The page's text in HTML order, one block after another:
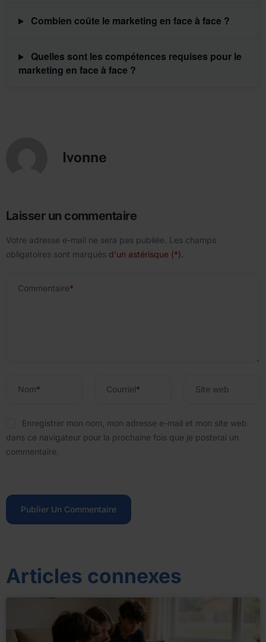
Combien coûte le marketing en face à face ?
Quelles sont les compétences requises pour le
marketing en face à face ?
Ivonne
Laisser un commentaire
Votre adresse e-mail ne sera pas publiée. Les champs
obligatoires sont marqués d'un astérisque (*).
Commentaire*
Nom* Courriel* Site web
Enregistrer mon nom, mon adresse e-mail et mon site web
dans ce navigateur pour la prochaine fois que je posterai un
commentaire.
Articles connexes